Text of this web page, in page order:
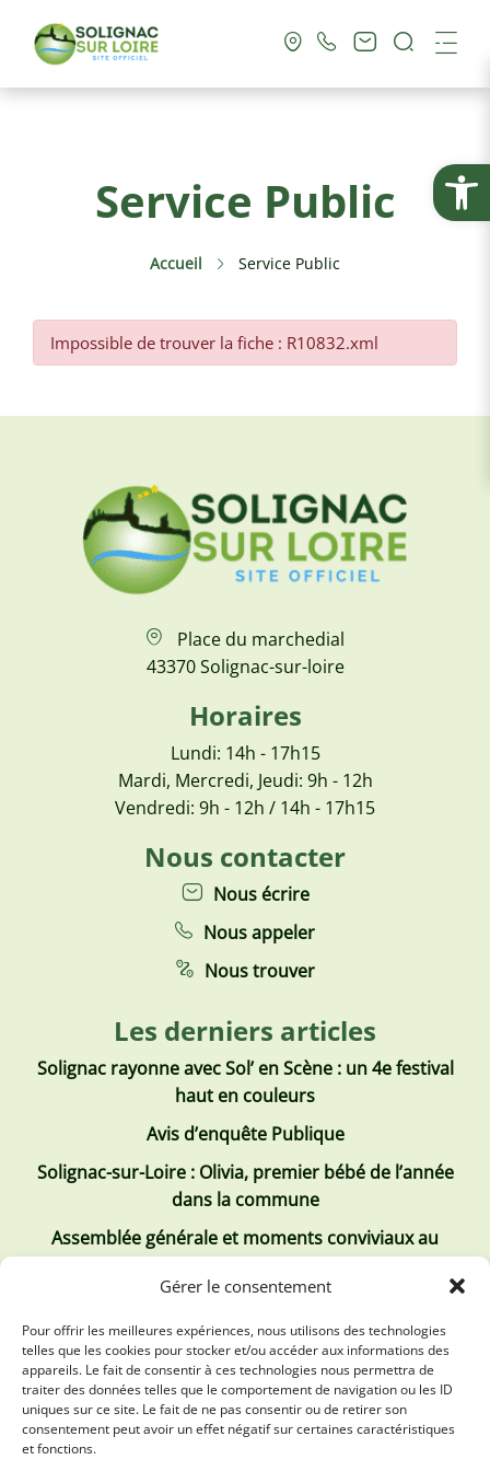
Ouvrir
Gérer le consentement
Pour offrir les meilleures expériences, nous utilisons des technologies
telles que les cookies pour stocker et/ou accéder aux informations des
appareils. Le fait de consentir à ces technologies nous permettra de
traiter des données telles que le comportement de navigation ou les ID
uniques sur ce site. Le fait de ne pas consentir ou de retirer son
consentement peut avoir un effet négatif sur certaines caractéristiques
et fonctions.
Vie Pratique
Culture & Loisirs
Tourisme
Service Public
Accueil Service Public
Impossible de trouver la fiche : R10832.xml
Place du marchedial
43370 Solignac-sur-loire
Horaires
Lundi: 14h - 17h15
Mardi, Mercredi, Jeudi: 9h - 12h
Vendredi: 9h - 12h / 14h - 17h15
Nous contacter
Nous écrire
Nous appeler
Nous trouver
Les derniers articles
Solignac rayonne avec Sol’ en Scène : un 4e festival
haut en couleurs
Avis d’enquête Publique
Solignac-sur-Loire : Olivia, premier bébé de l’année
dans la commune
Assemblée générale et moments conviviaux au
Les derniers comptes rendus
Conseil municipal 2 juillet 2026
Conseil Municipal du 30 avril 2026